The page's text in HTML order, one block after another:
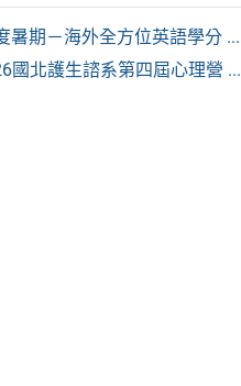
暑期－海外全方位英語學分 ...
國北護生諮系第四屆心理營 ...